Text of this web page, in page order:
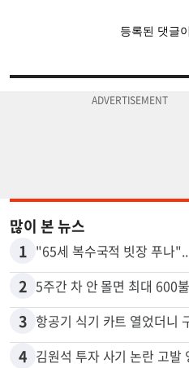
많이 본 뉴스
1
2 5주간 차 안 몰면 최대 600
3
4 김원석 투자 사기 논란 고발